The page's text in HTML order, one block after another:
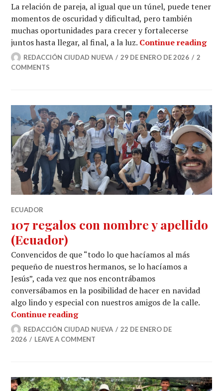
La relación de pareja, al igual que un túnel, puede tener
momentos de oscuridad y dificultad, pero también
muchas oportunidades para crecer y fortalecerse
juntos hasta llegar, al final, a la luz. Continue reading
REDACCIÓN CIUDAD NUEVA 29 DE ENERO DE 2026
2
COMMENTS
ECUADOR
107 regalos con nombre y apellido
(Ecuador)
Convencidos de que “todo lo que hacíamos al más
pequeño de nuestros hermanos, se lo hacíamos a
Jesús”, cada vez que nos encontrábamos
conversábamos en la posibilidad de hacer en navidad
algo lindo y especial con nuestros amigos de la calle.
Continue reading107 regalos con nombre y apellido
REDACCIÓN CIUDAD NUEVA
22 DE ENERO DE
2026
LEAVE A COMMENT